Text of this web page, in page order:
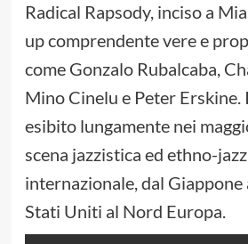
Radical Rapsody, inciso a
up comprendente vere e
come Gonzalo Rubalcaba,
Mino Cinelu e Peter Erskine.
esibito lungamente nei
scena jazzistica ed ethno-
internazionale, dal Giappone
Stati Uniti al Nord Europa.